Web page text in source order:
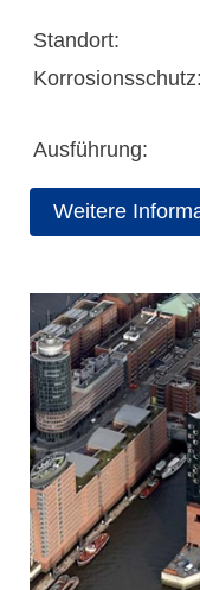
Standort:
Korrosionsschutz:
Ausführung:
Weitere